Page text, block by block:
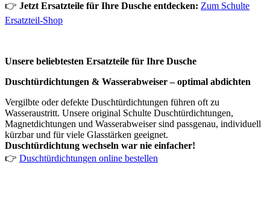
👉 Jetzt Ersatzteile für Ihre Dusche entdecken: Zum Schulte
Ersatzteil-Shop
Unsere beliebtesten Ersatzteile für Ihre Dusche
Duschtürdichtungen & Wasserabweiser – optimal abdichten
Vergilbte oder defekte Duschtürdichtungen führen oft zu
Wasseraustritt. Unsere original Schulte Duschtürdichtungen,
Magnetdichtungen und Wasserabweiser sind passgenau, individuell
kürzbar und für viele Glasstärken geeignet.
Duschtürdichtung wechseln war nie einfacher!
👉 Duschtürdichtungen online bestellen